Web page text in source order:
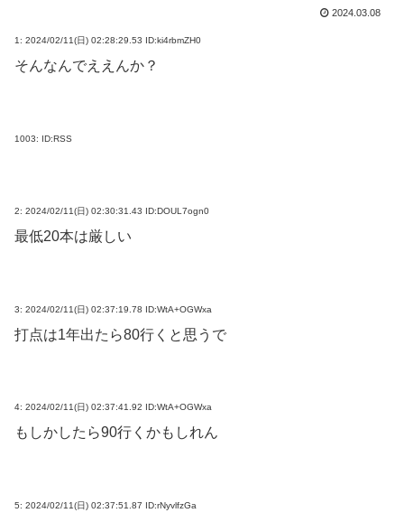
2024.03.08
1: 2024/02/11(日) 02:28:29.53 ID:ki4rbmZH0
そんなんでええんか？
1003: ID:RSS
2: 2024/02/11(日) 02:30:31.43 ID:DOUL7ogn0
最低20本は厳しい
3: 2024/02/11(日) 02:37:19.78 ID:WtA+OGWxa
打点は1年出たら80行くと思うで
4: 2024/02/11(日) 02:37:41.92 ID:WtA+OGWxa
もしかしたら90行くかもしれん
5: 2024/02/11(日) 02:37:51.87 ID:rNyvlfzGa